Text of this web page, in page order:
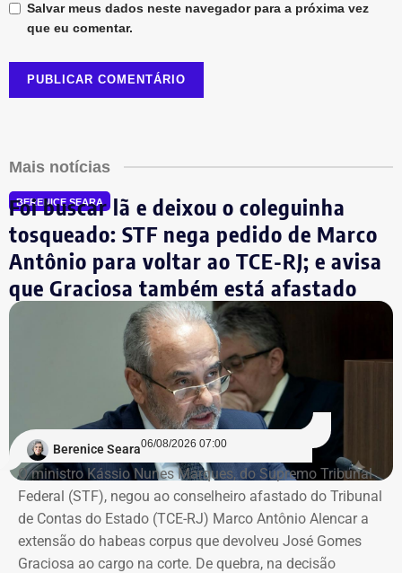
Salvar meus dados neste navegador para a próxima vez
que eu comentar.
Mais notícias
BERENICE SEARA
Foi buscar lã e deixou o coleguinha
tosqueado: STF nega pedido de Marco
Antônio para voltar ao TCE-RJ; e avisa
que Graciosa também está afastado
Berenice Seara06/08/2026 07:00
O ministro Kássio Nunes Marques, do Supremo Tribunal
Federal (STF), negou ao conselheiro afastado do Tribunal
de Contas do Estado (TCE-RJ) Marco Antônio Alencar a
extensão do habeas corpus que devolveu José Gomes
Graciosa ao cargo na corte. De quebra, na decisão